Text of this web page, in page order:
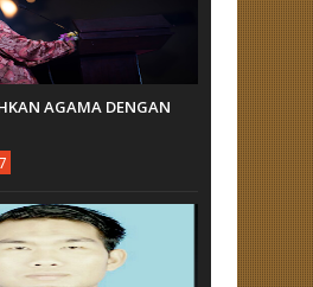
AGAMA DENGAN